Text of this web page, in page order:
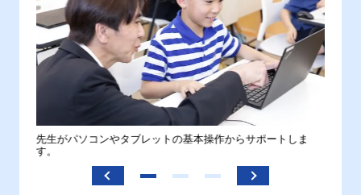
先生がパソコンやタブレットの基本操作からサポートしま
す。